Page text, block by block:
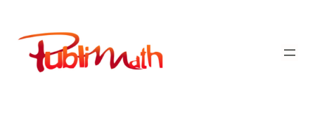
contenu
Publimath